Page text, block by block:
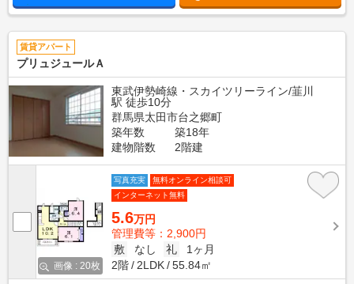
賃貸アパート
プリュジュールＡ
東武伊勢崎線・スカイツリーライン/韮川
駅 徒歩10分
群馬県太田市台之郷町
築年数
築18年
建物階数
2階建
画像 : 20枚
写真充実
無料オンライン相談可
インターネット無料
5.6万円
管理費等：2,900円
敷
なし 礼
1ヶ月
2階
2LDK 55.84㎡